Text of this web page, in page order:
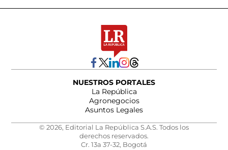
NUESTROS PORTALES
La República
Agronegocios
Asuntos Legales
© 2026, Editorial La República S.A.S. Todos los
derechos reservados.
Cr. 13a 37-32, Bogotá